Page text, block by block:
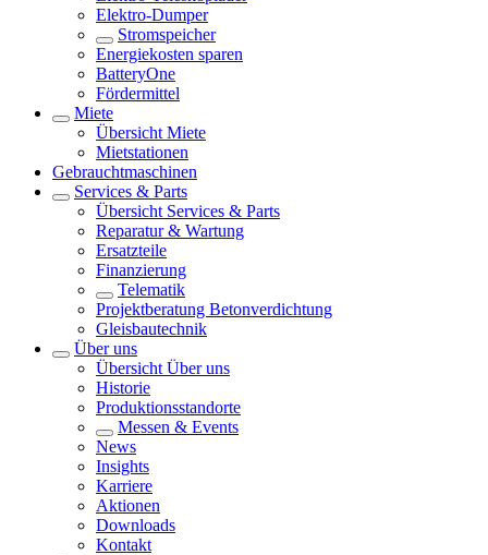
Elektro-Dumper
Stromspeicher
Energiekosten sparen
BatteryOne
Fördermittel
Miete
Übersicht Miete
Mietstationen
Gebrauchtmaschinen
Services & Parts
Übersicht Services & Parts
Reparatur & Wartung
Ersatzteile
Finanzierung
Telematik
Projektberatung Betonverdichtung
Gleisbautechnik
Über uns
Übersicht Über uns
Historie
Produktionsstandorte
Messen & Events
News
Insights
Karriere
Aktionen
Downloads
Kontakt